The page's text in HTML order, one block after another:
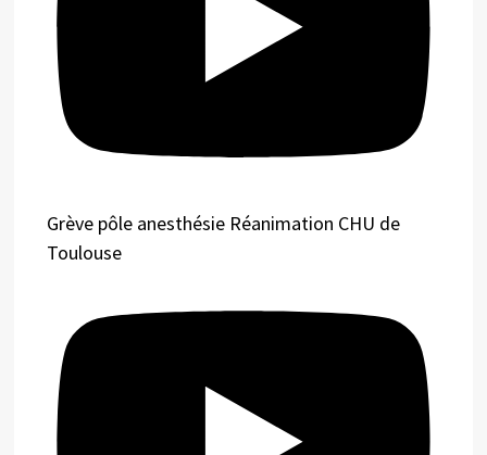
Grève pôle anesthésie Réanimation CHU de
Toulouse